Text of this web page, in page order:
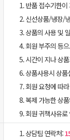
1. 반품 접수기한이
2. 신선상품/냉장/
3. 상품의 사용 및
4. 회원 부주의 등
5. 시간이 지나 상
6. 상품사용시 상
7. 회원 요청에 따
8. 복제 가능한 상
9. 회원 귀책사유
1. 상담팀 연락처: